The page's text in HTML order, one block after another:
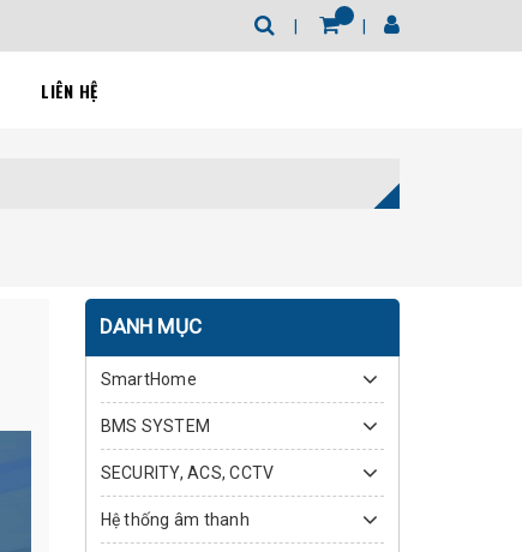
LIÊN HỆ
DANH MỤC
SmartHome
BMS SYSTEM
SECURITY, ACS, CCTV
Hệ thống âm thanh